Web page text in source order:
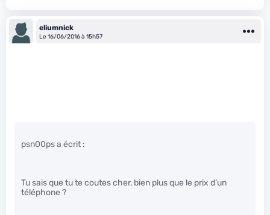
eliumnick
Le 16/06/2016 à 15h57
psn00ps a écrit :
Tu sais que tu te coutes cher, bien plus que le prix d’un
téléphone ?